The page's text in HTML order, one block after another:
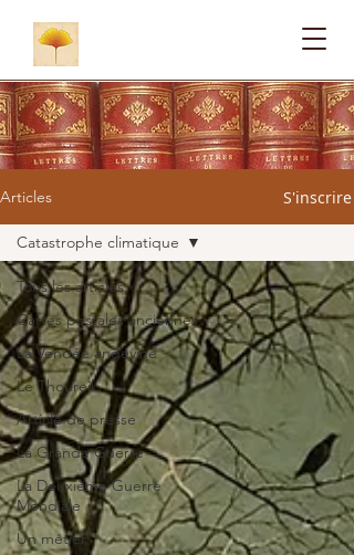
Articles S'inscrire
Tous les articles
Cartes postales anciennes
La Vendée angevine
Le Thoureil
Article de presse
La Grande Guerre
La Deuxième Guerre
Mondiale
Un métier
Catastrophe climatique